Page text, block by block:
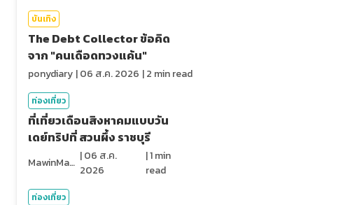
บันเทิง
The Debt Collector ข้อคิด
จาก "คนเดือดทวงแค้น"
ponydiary |06 ส.ค. 2026 |2 min read
ท่องเที่ยว
ที่เที่ยวเดือนสิงหาคมแบบวัน
เดย์ทริปที่ สวนผึ้ง ราชบุรี
MawinMatravel |06 ส.ค.
2026
|1min
read
ท่องเที่ยว